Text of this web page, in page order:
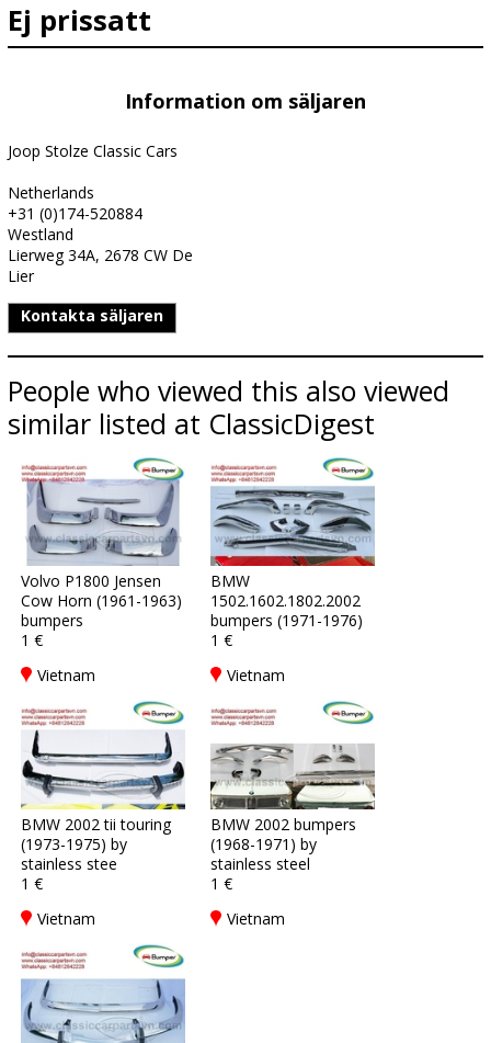
Ej prissatt
Information om säljaren
Joop Stolze Classic Cars
Netherlands
+31 (0)174-520884
Westland
Lierweg 34A, 2678 CW De
Lier
Kontakta säljaren
People who viewed this also viewed
similar listed at ClassicDigest
Volvo P1800 Jensen
Cow Horn (1961-1963)
bumpers
1 €
Vietnam
BMW
1502.1602.1802.2002
bumpers (1971-1976)
1 €
Vietnam
BMW 2002 tii touring
(1973-1975) by
stainless stee
1 €
Vietnam
BMW 2002 bumpers
(1968-1971) by
stainless steel
1 €
Vietnam